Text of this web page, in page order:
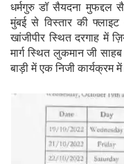
धर्मगुरु डॉ सैयदना मुफद्दल
मुंबई से विस्तार की
खांजीपीर स्थित दरगाह में
मार्ग स्थित लुकमान जी
बाड़ी में एक निजी कार्यक्रम